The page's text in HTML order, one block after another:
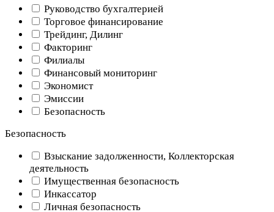
Руководство бухгалтерией
Торговое финансирование
Трейдинг, Дилинг
Факторинг
Филиалы
Финансовый мониторинг
Экономист
Эмиссии
Безопасность
Безопасность
Взыскание задолженности, Коллекторская
деятельность
Имущественная безопасность
Инкассатор
Личная безопасность